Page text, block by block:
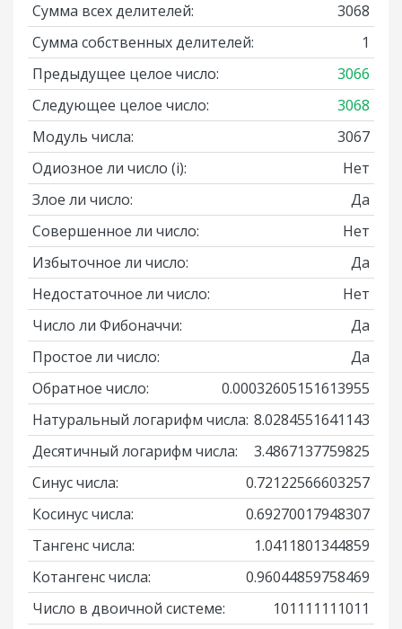
Сумма всех делителей:
3068
Сумма собственных делителей:
1
Предыдущее целое число:
3066
Следующее целое число:
3068
Модуль числа:
3067
Одиозное ли число (i):
Нет
Злое ли число:
Да
Совершенное ли число:
Нет
Избыточное ли число:
Да
Недостаточное ли число:
Нет
Число ли Фибоначчи:
Да
Простое ли число:
Да
Обратное число:
0.00032605151613955
Натуральный логарифм числа: 8.0284551641143
Десятичный логарифм числа:
3.4867137759825
Синус числа:
0.72122566603257
Косинус числа:
0.69270017948307
Тангенс числа:
1.0411801344859
Котангенс числа:
0.96044859758469
Число в двоичной системе:
101111111011